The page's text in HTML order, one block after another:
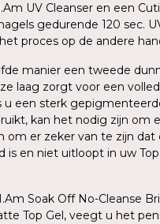
UV Cleanser en een
gedurende 120 sec.
proces op de andere
manier een tweede
laag zorgt voor een
u een sterk
kan het nodig zijn om
om er zeker van te zijn dat
is en niet uitloopt in uw Top
Soak Off No-Cleanse
Top Gel, veegt u het